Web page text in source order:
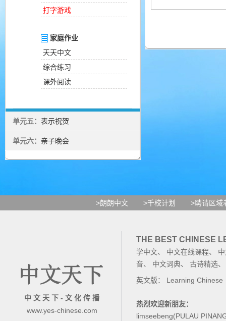
打字游戏
家庭作业
天天中文
综合练习
课外阅读
单元五： 表示祝贺
单元六： 亲子晚会
>朗朗中文 >千校计划 >聘请区域
中 文 天 下 - 文 化 传 播
www.yes-chinese.com
THE BEST CHINESE
学中文、 中文在线课程、
音、 中文词典、 古诗精选
英文版： Learning Chinese
热烈欢迎新朋友：
limseebeng(PULAU